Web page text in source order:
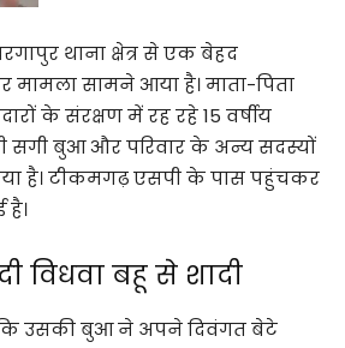
थाना क्षेत्र से एक बेहद
सामने आया है। माता-पिता
के संरक्षण में रह रहे 15 वर्षीय
सगी बुआ और परिवार के अन्य सदस्यों
है। टीकमगढ़ एसपी के पास पहुंचकर
है।
विधवा बहू से शादी
उसकी बुआ ने अपने दिवंगत बेटे